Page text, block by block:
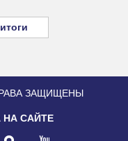
итоги
ЗАЩИЩЕНЫ
НА САЙТЕ